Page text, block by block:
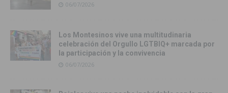
06/07/2026
Los Montesinos vive una multitudinaria
celebración del Orgullo LGTBIQ+ marcada por
la participación y la convivencia
06/07/2026